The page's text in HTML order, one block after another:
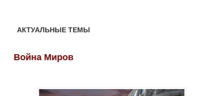
АКТУАЛЬНЫЕ ТЕМЫ
Война Миров